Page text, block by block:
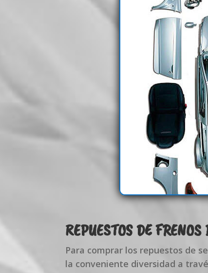
REPUESTOS DE
Para comprar los repuestos de
la conveniente diversidad a